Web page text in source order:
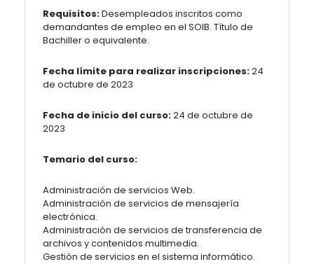
Requisitos:Desempleados inscritos como
demandantes de empleo en el SOIB. Título de
Bachiller o equivalente.
Fecha límite para realizar inscripciones:24
de octubre de 2023
Fecha de inicio del curso:24 de octubre de
2023
Temario del curso:
Administración de servicios Web.
Administración de servicios de mensajería
electrónica.
Administración de servicios de transferencia de
archivos y contenidos multimedia.
Gestión de servicios en el sistema informático.